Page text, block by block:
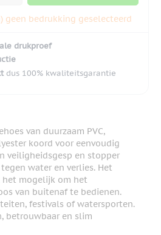
geen bedrukking geselecteerd
drukproef
dus 100% kwaliteitsgarantie
van duurzaam PVC,
koord voor eenvoudig
veiligheidsgesp en stopper
water en verlies. Het
het mogelijk om het
van buitenaf te bedienen.
festivals of watersporten.
betrouwbaar en slim